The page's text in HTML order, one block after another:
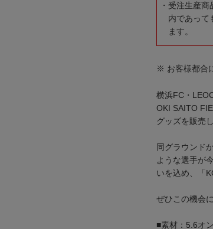
受注生産商
内であって
ます。
※ お客様都合
横浜FC・
OKI SAITO
グッズを販売
同グラウンド
ような選手が
いを込め、「
ぜひこの機会
■素材：5.6オ